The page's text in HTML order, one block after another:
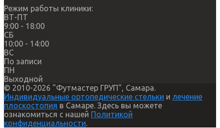
Режим работы клиники:
ВТ-ПТ
9:00 - 18:00
СБ
10:00 - 14:00
ВС
По записи
ПН
Выходной
© 2010-2026 "Футмастер ГРУП", Самара.
Индивидуальные ортопедические стельки и лечение
плоскостопия в Самаре. Здесь вы можете
ознакомиться с нашей Политикой
конфиденциальности.